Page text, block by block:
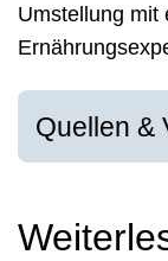
Umstellung mit
Quellen &